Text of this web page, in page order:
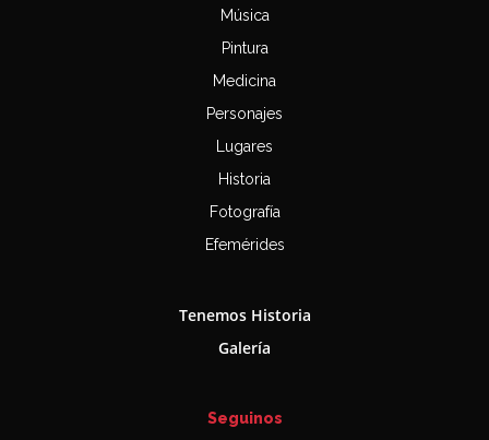
Música
Pintura
Medicina
Personajes
Lugares
Historia
Fotografía
Efemérides
Tenemos Historia
Galería
Seguinos